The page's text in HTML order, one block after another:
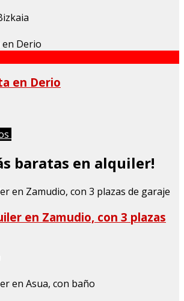
en Derio
baratas en alquiler!
en Zamudio, con 3 plazas